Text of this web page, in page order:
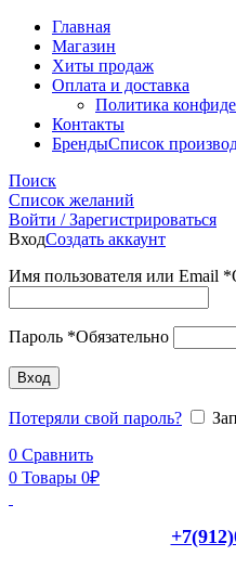
Главная
Магазин
Хиты продаж
Оплата и доставка
Политика
Контакты
БрендыСписок
Поиск
Список желаний
Войти / Зарегистрироваться
ВходСоздать аккаунт
Имя пользователя или Email *
Пароль *Обязательно
Вход
Потеряли свой пароль?
0 Сравнить
0 Товары 0₽